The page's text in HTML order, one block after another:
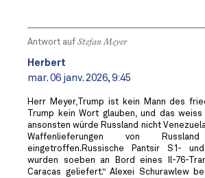
Antwort auf Stefan Meyer
Herbert
mar. 06 janv. 2026, 9:45
Herr Meyer,Trump ist kein Mann des
Trump kein Wort glauben, und das
ansonsten würde Russland nicht
Waffenlieferungen von
eingetroffen.Russische Pantsir S1-
wurden soeben an Bord eines Il-76-
Caracas geliefert.“ Alexei Schurawlew